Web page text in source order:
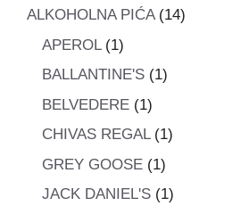
ALKOHOLNA PIĆA 1414
APEROL 11
proizvod
BALLANTINE'S 11
BELVEDERE 11
proizvod
CHIVAS REGAL 11
GREY GOOSE 11
proizvod
JACK DANIEL'S 11